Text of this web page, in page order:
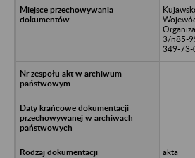
3/n85-
349-73-
akta